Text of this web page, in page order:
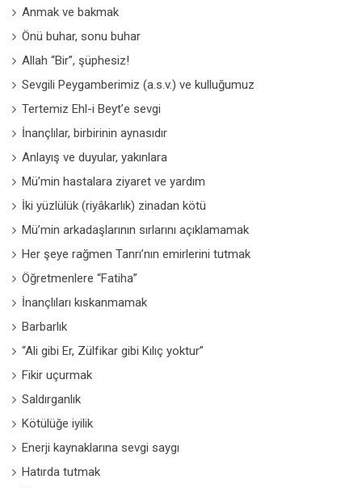
Anmak ve bakmak
Önü buhar, sonu buhar
Allah “Bir”, şüphesiz!
Sevgili Peygamberimiz (a.s.v.) ve kulluğumuz
Tertemiz Ehl-i Beyt’e sevgi
İnançlılar, birbirinin aynasıdır
Anlayış ve duyular, yakınlara
Mü’min hastalara ziyaret ve yardım
İki yüzlülük (riyâkarlık) zinadan kötü
Mü’min arkadaşlarının sırlarını açıklamamak
Her şeye rağmen Tanrı’nın emirlerini tutmak
Öğretmenlere “Fatiha”
İnançlıları kıskanmamak
Barbarlık
“Ali gibi Er, Zülfikar gibi Kılıç yoktur”
Fikir uçurmak
Saldırganlık
Kötülüğe iyilik
Enerji kaynaklarına sevgi saygı
Hatırda tutmak